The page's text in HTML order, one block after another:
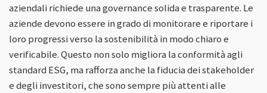
aziendali richiede una governance solida e trasparente. Le
aziende devono essere in grado di monitorare e riportare i
loro progressi verso la sostenibilità in modo chiaro e
verificabile. Questo non solo migliora la conformità agli
standard ESG, ma rafforza anche la fiducia dei stakeholder
e degli investitori, che sono sempre più attenti alle